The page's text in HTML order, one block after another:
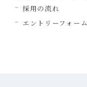
採用の流れ
エントリーフォーム